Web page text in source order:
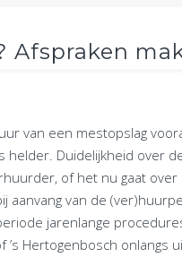
Afspraken
van een mestopslag
helder. Duidelijkheid over
of het nu gaat
aanvang van de
jarenlange
Hertogenbosch onlangs